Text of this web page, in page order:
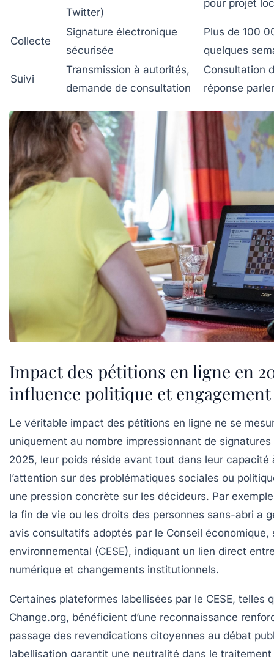
Twitter)
pour projet
Collecte
Signature électronique
sécurisée
Plus de 100
quelques
Suivi
Transmission à autorités,
demande de consultation
Consultation
réponse
Impact des pétitions en ligne en
influence politique et
Le véritable impact des pétitions en ligne ne se
uniquement au nombre impressionnant de signatures
2025, leur poids réside avant tout dans leur capacité
l’attention sur des problématiques sociales ou
une pression concrète sur les décideurs. Par
la fin de vie ou les droits des personnes sans-abri a
avis consultatifs adoptés par le Conseil économique,
environnemental (CESE), indiquant un lien direct
numérique et changements institutionnels.
Certaines plateformes labellisées par le CESE, telles
Change.org, bénéficient d’une reconnaissance
passage des revendications citoyennes au débat
labellisation garantit une neutralité dans le